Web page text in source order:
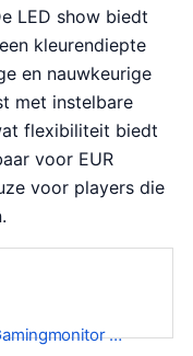
LED show biedt
kleurendiepte
en nauwkeurige
met instelbare
flexibiliteit biedt
voor EUR
voor players die
…